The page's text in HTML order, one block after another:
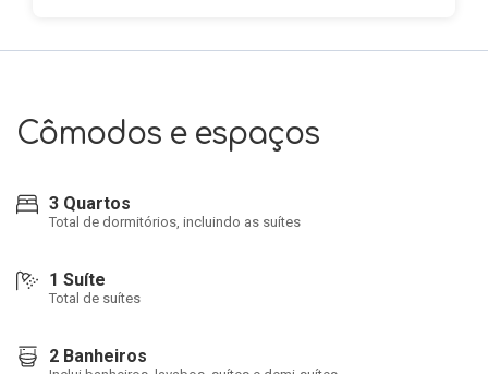
Cômodos e espaços
3 Quartos
Total de dormitórios, incluindo as suítes
1 Suíte
Total de suítes
2 Banheiros